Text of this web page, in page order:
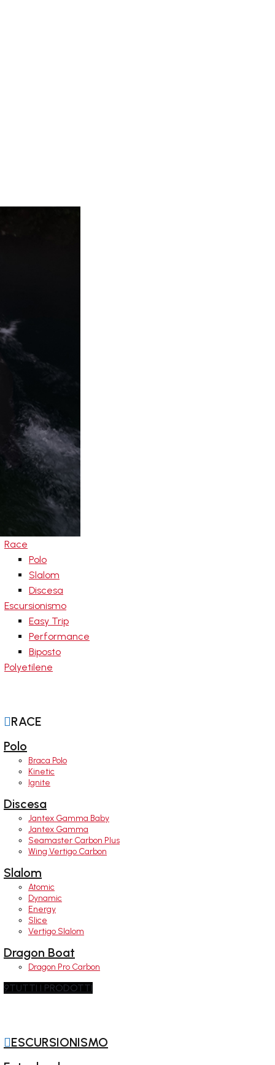
Race
Polo
Slalom
Discesa
Escursionismo
Easy Trip
Performance
Biposto
Polyetilene
RACE
Polo
Braca Polo
Kinetic
Ignite
Discesa
Jantex Gamma Baby
Jantex Gamma
Seamaster Carbon Plus
Wing Vertigo Carbon
Slalom
Atomic
Dynamic
Energy
Slice
Vertigo Slalom
Dragon Boat
Dragon Pro Carbon
9TUTTI I PRODOTTI
ESCURSIONISMO